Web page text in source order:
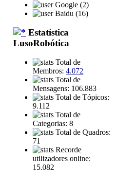
Google (2)
Baidu (16)
Estatística
LusoRobótica
Total de
Membros: 4.072
Total de
Mensagens: 106.883
Total de Tópicos:
9.112
Total de
Categorias: 8
Total de Quadros:
71
Recorde
utilizadores online:
15.082